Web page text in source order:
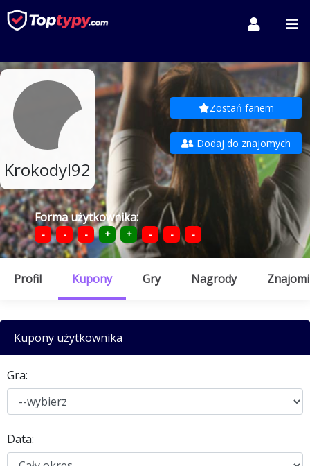
Krokodyl92
Zostań fanem
Dodaj do znajomych
Forma użytkownika:
- - - + + - - -
Profil Kupony Gry Nagrody Znajomi
Kupony użytkownika
Gra:
Data: